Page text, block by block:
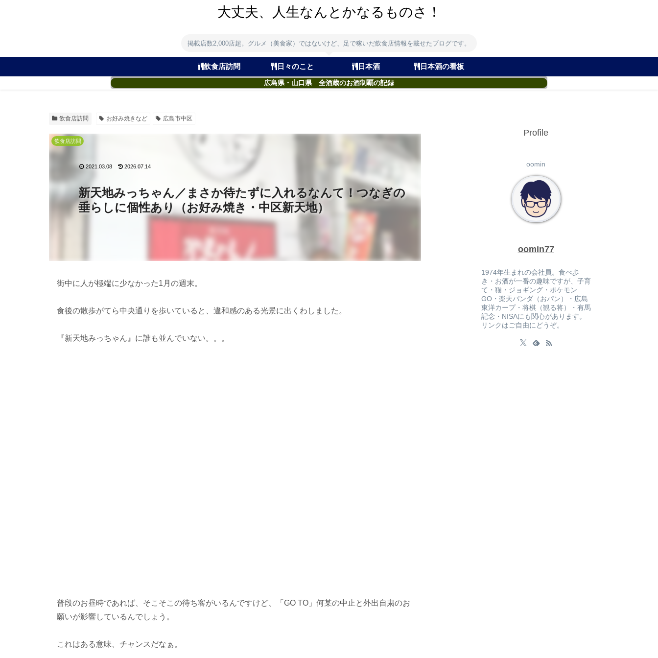
大丈夫、人生なんとかなるものさ！
掲載店数2,000店超。グルメ（美食家）ではないけど、足で稼いだ飲食店情報を載せたブログです。
飲食店訪問 日々のこと 日本酒 日本酒の看板
広島県・山口県 全酒蔵のお酒制覇の記録
飲食店訪問 お好み焼きなど 広島市中区
新天地みっちゃん／まさか待たずに入れるなんて！つなぎの
垂らしに個性あり（お好み焼き・中区新天地）
飲食店訪問
2021.03.08 2026.07.14
街中に人が極端に少なかった1月の週末。
食後の散歩がてら中央通りを歩いていると、違和感のある光景に出くわしました。
『新天地みっちゃん』に誰も並んでいない。。。
普段のお昼時であれば、そこそこの待ち客がいるんですけど、「GO TO」何某の中止と外出自粛のお
願いが影響しているんでしょう。
これはある意味、チャンスだなぁ。
Profile
oomin
oomin77
1974年生まれの会社員。食べ歩
き・お酒が一番の趣味ですが、子育
て・猫・ジョギング・ポケモン
GO・楽天パンダ（おパン）・広島
東洋カープ・将棋（観る将）・有馬
記念・NISAにも関心があります。
リンクはご自由にどうぞ。